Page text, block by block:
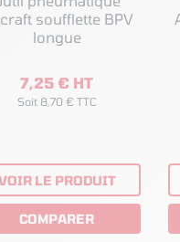
soufflette BPV
longue
7,25 € HT
Soit 8,70 € TTC
LE PRODUIT
COMPARER